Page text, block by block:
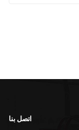
اتصل بنا